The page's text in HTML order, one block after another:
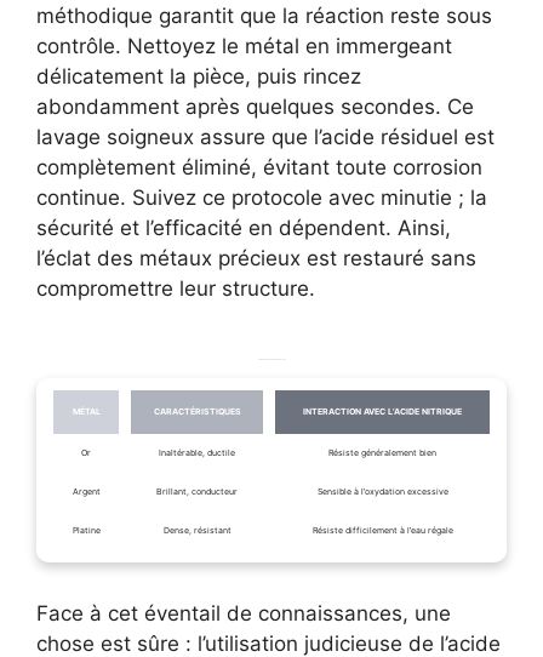
méthodique garantit que la réaction reste sous
contrôle. Nettoyez le métal en immergeant
délicatement la pièce, puis rincez
abondamment après quelques secondes. Ce
lavage soigneux assure que l’acide résiduel est
complètement éliminé, évitant toute corrosion
continue. Suivez ce protocole avec minutie ; la
sécurité et l’efficacité en dépendent. Ainsi,
l’éclat des métaux précieux est restauré sans
compromettre leur structure.
MÉTAL CARACTÉRISTIQUES INTERACTION AVEC L’ACIDE NITRIQUE
Or Inaltérable, ductile Résiste généralement bien
Argent Brillant, conducteur Sensible à l’oxydation excessive
Platine Dense, résistant Résiste difficilement à l’eau régale
Face à cet éventail de connaissances, une
chose est sûre : l’utilisation judicieuse de l’acide